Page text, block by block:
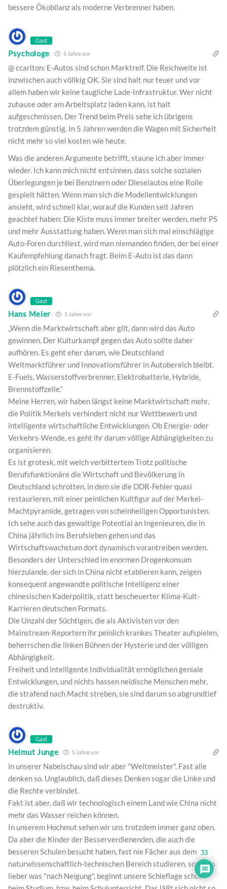
bessere Ökobilanz als moderne Verbrenner haben.
Gast
Psychologe 5 Jahre vor
@ ccarlton: E-Autos sind schon Marktreif. Die Reichweite ist
inzwischen auch völlkig OK. Sie sind halt nur teuer und vor
allem haben wir keine taugliche Lade-Infrastruktur. Wer nicht
zuhause oder am Arbeitsplatz laden kann, ist halt
aufgeschmissen. Der Trend beim Preis sehe ich übrigens
trotzdem günstig. In 5 Jahren werden die Wagen mit Sicherheit
nicht mehr so viel kosten wie heute.
Was die anderen Argumente betrifft, staune ich aber immer
wieder. Ich kann mich nicht entsinnen, dass solche sozialen
Überlegungen je bei Benzinern oder Dieselautos eine Rolle
gespielt hätten. Wenn man sich die Modellentwicklungen
ansieht, wird schnell klar, worauf die Kunden seit Jahren
geachtet haben: Die Kiste muss immer breiter werden, mehr PS
und mehr Ausstattung haben. Wenn man sich mal einschlägige
Auto-Foren durchliest, wird man niemanden finden, der bei einer
Kaufempfehlung danach fragt. Beim E-Auto ist das dann
plötzlich ein Riesenthema.
Gast
Hans Meier 5 Jahre vor
„Wenn die Marktwirtschaft aber gilt, dann wird das Auto
gewinnen. Der Kulturkampf gegen das Auto sollte daher
aufhören. Es geht eher darum, wie Deutschland
Weltmarktführer und Innovationsführer in Autobereich bleibt.
E-Fuels, Wasserstoffverbrenner, Elektrobatterie, Hybride,
Brennstoffzelle.“
Meine Herren, wir haben längst keine Marktwirtschaft mehr,
die Politik Merkels verhindert nicht nur Wettbewerb und
intelligente wirtschaftliche Entwicklungen. Ob Energie- oder
Verkehrs-Wende, es geht ihr darum völlige Abhängigkeiten zu
organisieren.
Es ist grotesk, mit welch verbittertem Trotz politische
Berufsfunktionäre die Wirtschaft und Bevölkerung in
Deutschland schrotten, in dem sie die DDR-Fehler quasi
restaurieren, mit einer peinlichen Kultfigur auf der Merkel-
Machtpyramide, getragen von scheinheiligen Opportunisten.
Ich sehe auch das gewaltige Potential an Ingenieuren, die in
China jährlich ins Berufsleben gehen und das
Wirtschaftswachstum dort dynamisch vorantreiben werden.
Besonders der Unterschied im enormen Drogenkonsum
hierzulande, der sich in China nicht etablieren kann, zeigen
konsequent angewandte politische Intelligenz einer
chinesischen Kaderpolitik, statt bescheuerter Klima-Kult-
Karrieren deutschen Formats.
Die Unzahl der Süchtigen, die als Aktivisten vor den
Mainstream-Reportern ihr peinlich krankes Theater aufspielen,
beherrschen die linken Bühnen der Hysterie und der völligen
Abhängigkeit.
Freiheit und intelligente Individualität ermöglichen geniale
Entwicklungen, und nichts hassen neidische Menschen mehr,
die strafend nach Macht streben, sie sind darum so abgrundtief
destruktiv.
Gast
Helmut Junge 5 Jahre vor
in unserer Nabelschau sind wir aber "Weltmeister". Fast alle
denken so. Unglaublich, daß dieses Denken sogar die Linke und
die Rechte verbindet.
Fakt ist aber, daß wir technologisch einem Land wie China nicht
mehr das Wasser reichen können.
In unserem Hochmut sehen wir uns trotzdem immer ganz oben.
Da aber die Kinder der Besserverdienenden, die auch die
besseren Schulen besucht haben, fast nie Fächer aus dem
naturwissenschaftlich-technischen Bereich studieren, sondern
lieber was "nach Neigung", beginnt unsere Schieflage schon
33